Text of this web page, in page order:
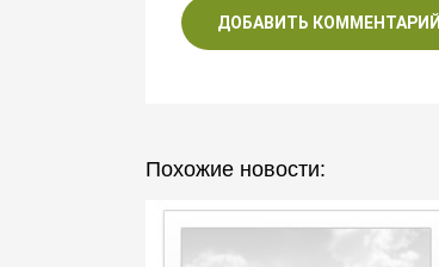
ДОБАВИТЬ КОММЕНТАРИЙ
Похожие новости: